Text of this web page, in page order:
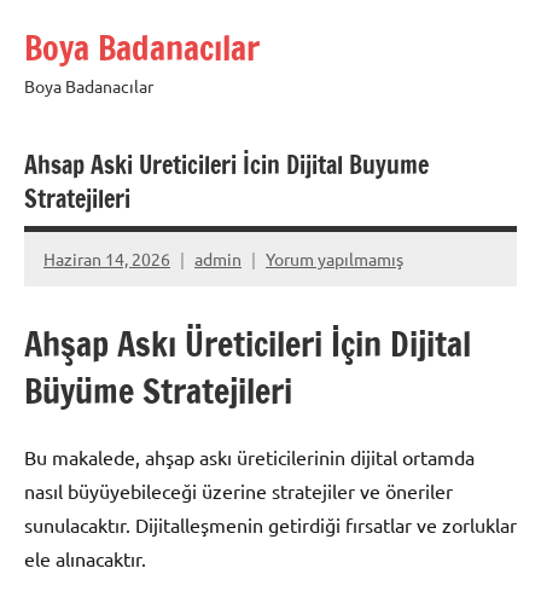
Boya Badanacılar
Boya Badanacılar
Ahsap Aski Ureticileri İcin Dijital Buyume
Stratejileri
Haziran 14, 2026 admin Yorum yapılmamış
Ahşap Askı Üreticileri İçin Dijital
Büyüme Stratejileri
Bu makalede, ahşap askı üreticilerinin dijital ortamda
nasıl büyüyebileceği üzerine stratejiler ve öneriler
sunulacaktır. Dijitalleşmenin getirdiği fırsatlar ve zorluklar
ele alınacaktır.